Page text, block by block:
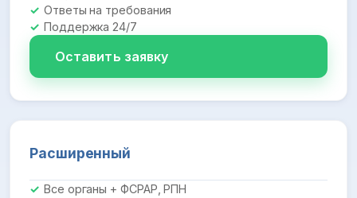
Ответы на требования
Поддержка 24/7
Оставить заявку
Расширенный
Все органы + ФСРАР, РПН